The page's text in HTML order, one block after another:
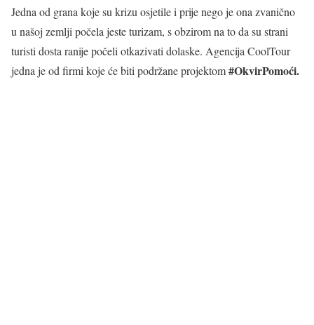
Jedna od grana koje su krizu osjetile i prije nego je ona zvanično
u našoj zemlji počela jeste turizam, s obzirom na to da su strani
turisti dosta ranije počeli otkazivati dolaske. Agencija CoolTour
jedna je od firmi koje će biti podržane projektom#OkvirPomoći.